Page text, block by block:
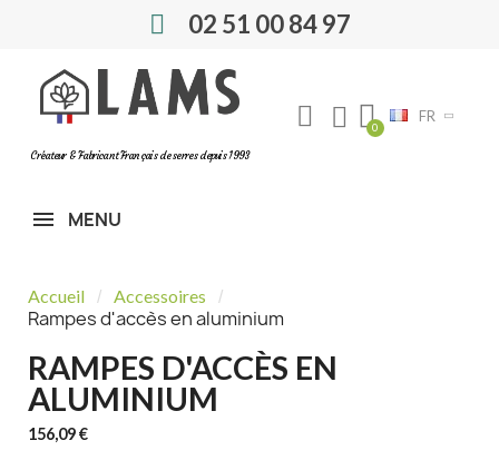
02 51 00 84 97
Créateur & Fabricant Français de serres depuis 1993
FR
MENU
Accueil Accessoires
Rampes d'accès en aluminium
RAMPES D'ACCÈS EN
ALUMINIUM
156,09 €